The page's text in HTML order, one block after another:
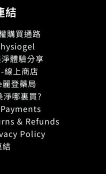
結
購買通路
體驗分享
線上商店
登藥局
哪裏買?
& Refunds
Policy
結